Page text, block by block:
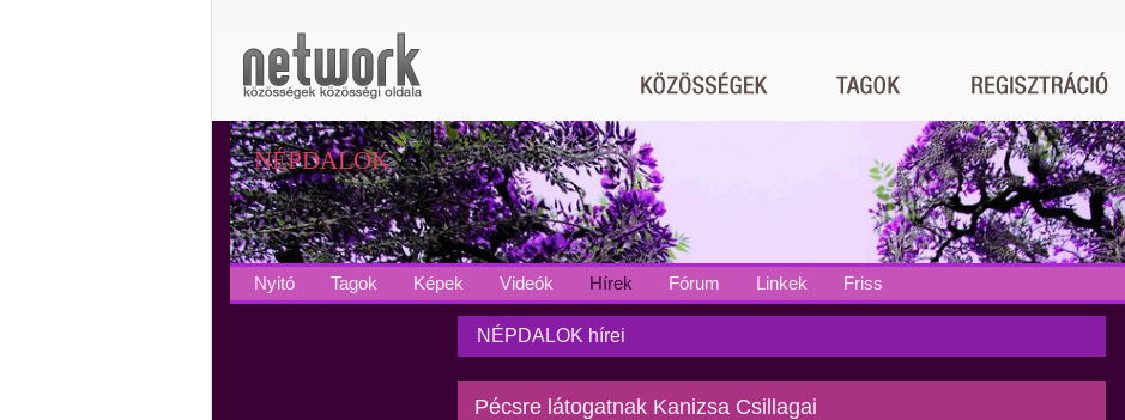
NÉPDALOK
Nyitó Tagok Képek Videók Hírek Fórum Linkek Friss
NÉPDALOK hírei
Pécsre látogatnak Kanizsa Csillagai